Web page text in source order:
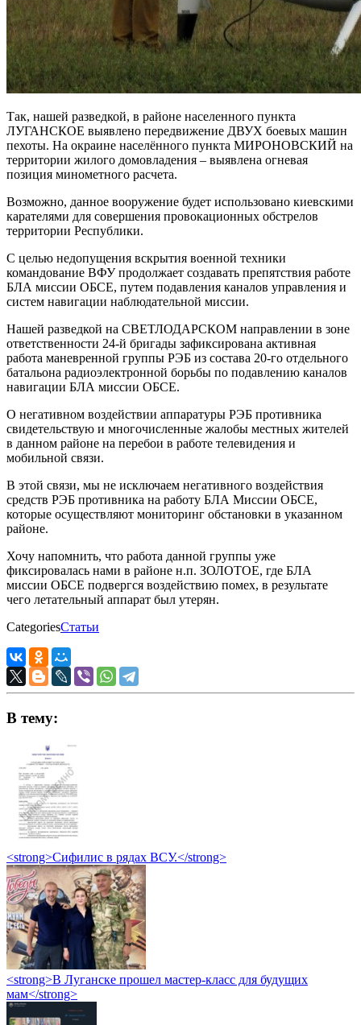
Так, нашей разведкой, в районе населенного пункта
ЛУГАНСКОЕ выявлено передвижение ДВУХ боевых машин
пехоты. На окраине населённого пункта МИРОНОВСКИЙ на
территории жилого домовладения – выявлена огневая
позиция минометного расчета.
Возможно, данное вооружение будет использовано киевскими
карателями для совершения провокационных обстрелов
территории Республики.
С целью недопущения вскрытия военной техники
командование ВФУ продолжает создавать препятствия работе
БЛА миссии ОБСЕ, путем подавления каналов управления и
систем навигации наблюдательной миссии.
Нашей разведкой на СВЕТЛОДАРСКОМ направлении в зоне
ответственности 24-й бригады зафиксирована активная
работа маневренной группы РЭБ из состава 20-го отдельного
батальона радиоэлектронной борьбы по подавлению каналов
навигации БЛА миссии ОБСЕ.
О негативном воздействии аппаратуры РЭБ противника
свидетельствую и многочисленные жалобы местных жителей
в данном районе на перебои в работе телевидения и
мобильной связи.
В этой связи, мы не исключаем негативного воздействия
средств РЭБ противника на работу БЛА Миссии ОБСЕ,
которые осуществляют мониторинг обстановки в указанном
районе.
Хочу напомнить, что работа данной группы уже
фиксировалась нами в районе н.п. ЗОЛОТОЕ, где БЛА
миссии ОБСЕ подвергся воздействию помех, в результате
чего летательный аппарат был утерян.
CategoriesСтатьи
В тему:
<strong>Сифилис в рядах ВСУ.</strong>
<strong>В Луганске прошел мастер-класс для будущих
мам</strong>